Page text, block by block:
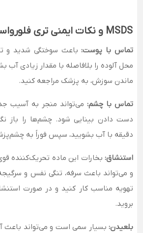
تماس با پوست:باعث سوختگی شدید و
محل آلوده را بلافاصله با مقدار زیادی آب
ماندن سوزش، به پزشک مراجعه کنید.
تماس با چشم: می‌تواند منجر به آسیب
دقیقه با آب بشویید، سپس فوراً به
استنشاق: بخارات این ماده تحریک‌کننده
و می‌تواند باعث سرفه، تنگی نفس و
تهویه مناسب کار کنید و در صورت
بروید.
بلعیدن: بسیار سمی است و می‌تواند